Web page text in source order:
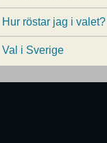
Hur röstar jag i valet?
Val i Sverige